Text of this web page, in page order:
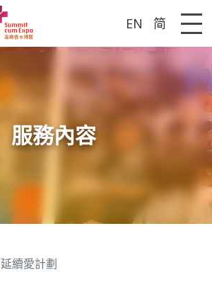
EN 简
服務內容
延續愛計劃